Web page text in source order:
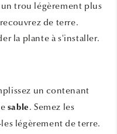
trou légèrement plus
de terre.
la plante à s'installer.
un contenant
sable . Semez les
légèrement de terre.